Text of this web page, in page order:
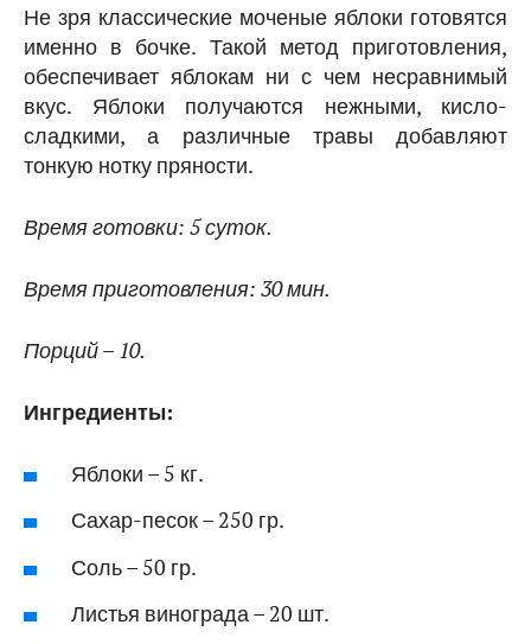
Не зря классические моченые яблоки готовятся
именно в бочке. Такой метод приготовления,
обеспечивает яблокам ни с чем несравнимый
вкус. Яблоки получаются нежными, кисло-
сладкими, а различные травы добавляют
тонкую нотку пряности.
Время готовки: 5 суток.
Время приготовления: 30 мин.
Порций – 10.
Ингредиенты:
Яблоки – 5 кг.
Сахар-песок – 250 гр.
Соль – 50 гр.
Листья винограда – 20 шт.